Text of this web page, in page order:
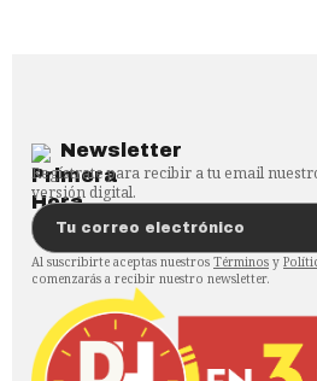
Newsletter
Regístrate para recibir a tu email
versión digital.
Al suscribirte aceptas nuestros Términos y
comenzarás a recibir nuestro newsletter.